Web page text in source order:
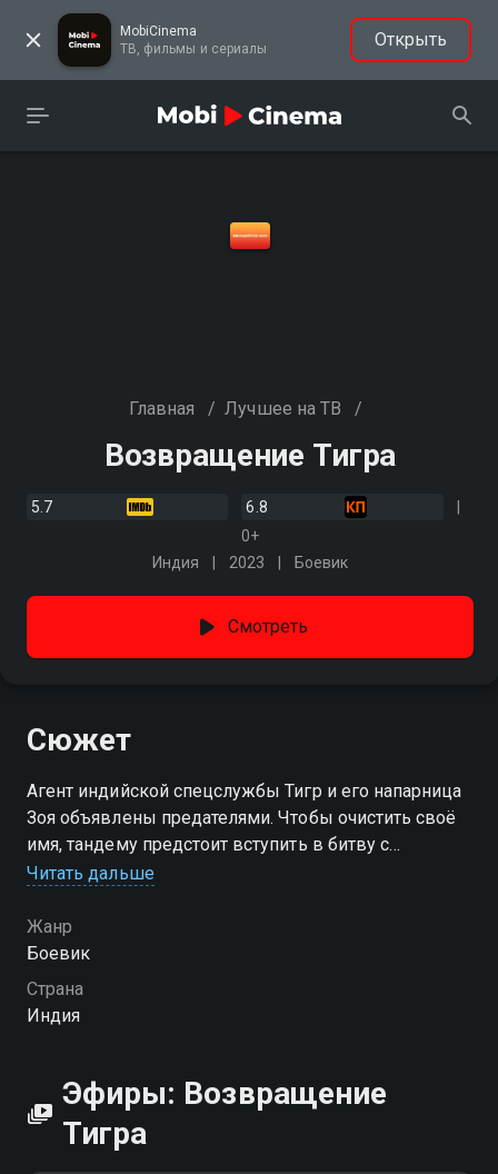
MobiCinema
ТВ, фильмы и сериалы
Открыть
Главная / Лучшее на ТВ /
Возвращение Тигра
5.7
6.8
0+
Индия
2023 Боевик
Смотреть
Сюжет
Агент индийской спецслужбы Тигр и его напарница
Зоя объявлены предателями. Чтобы очистить своё
имя, тандему предстоит вступить в битву с
жаждущим мести террористом Аатишем
Читать дальше
Жанр
Боевик
Страна
Индия
Эфиры: Возвращение
Тигра